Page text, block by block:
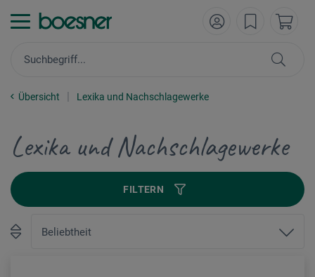
Übersicht Lexika und Nachschlagewerke
Lexika und Nachschlagewerke
FILTERN